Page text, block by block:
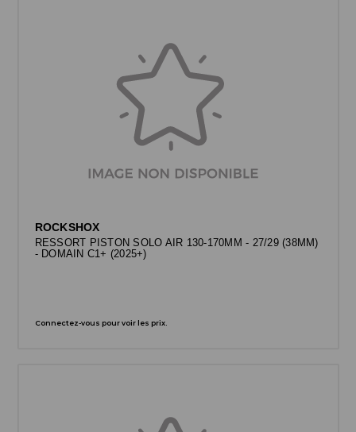
ROCKSHOX
RESSORT PISTON SOLO AIR 130-170MM - 27/29 (38MM)
- DOMAIN C1+ (2025+)
Connectez-vous pour voir les prix.